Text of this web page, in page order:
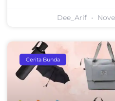
Dee_Arif
Cerita Bunda